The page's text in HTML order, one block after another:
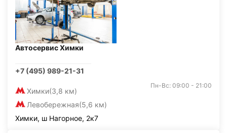
Автосервис Химки
+7 (495) 989-21-31
Химки(3,8 км)
Левобережная(5,6 км)
Пн-Вс: 09:00 - 21:00
Химки, ш Нагорное, 2к7